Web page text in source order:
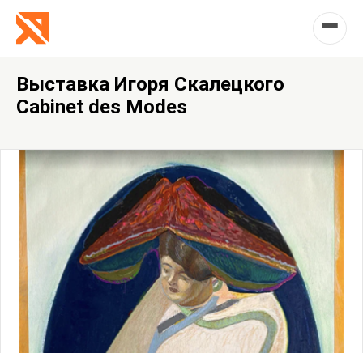
Выставка Игоря Скалецкого
Cabinet des Modes